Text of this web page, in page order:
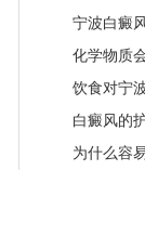
宁波白癜
化学物质
饮食对宁
白癜风的
为什么容